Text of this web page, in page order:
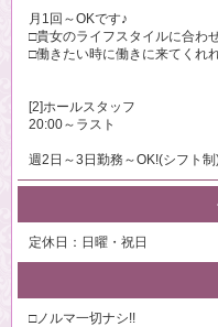
月1回～OKです♪
□貴女のライフスタイルに合わ
□働きたい時に働きに来てくれ
[2]ホールスタッフ
20:00～ラスト
週2日～3日勤務～OK!(シフト制
定休日：日曜・祝日
□ノルマ一切ナシ!!